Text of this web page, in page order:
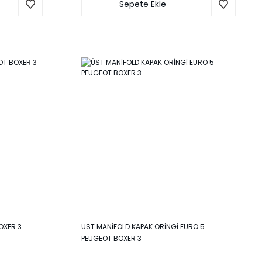
Sepete Ekle
3
ÜST MANİFOLD KAPAK ORİNGİ EURO 5
PEUGEOT BOXER 3